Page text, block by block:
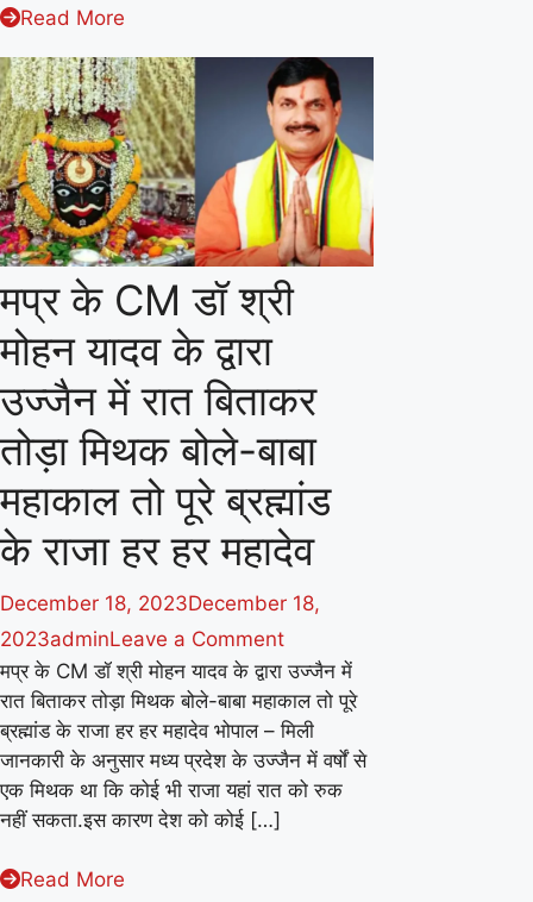
का
अवॉर्ड
Read More
मप्र के CM डॉ श्री
मोहन यादव के द्वारा
उज्जैन में रात बिताकर
तोड़ा मिथक बोले-बाबा
महाकाल तो पूरे ब्रह्मांड
के राजा हर हर महादेव
December 18, 2023December 18,
2023adminLeave a Commenton
मप्र
के
CM
डॉ
मप्र के CM डॉ श्री मोहन यादव के द्वारा उज्जैन में
रात बिताकर तोड़ा मिथक बोले-बाबा महाकाल तो पूरे
ब्रह्मांड के राजा हर हर महादेव भोपाल – मिली
जानकारी के अनुसार मध्य प्रदेश के उज्जैन में वर्षों से
एक मिथक था कि कोई भी राजा यहां रात को रुक
नहीं सकता.इस कारण देश को कोई […]
Read More